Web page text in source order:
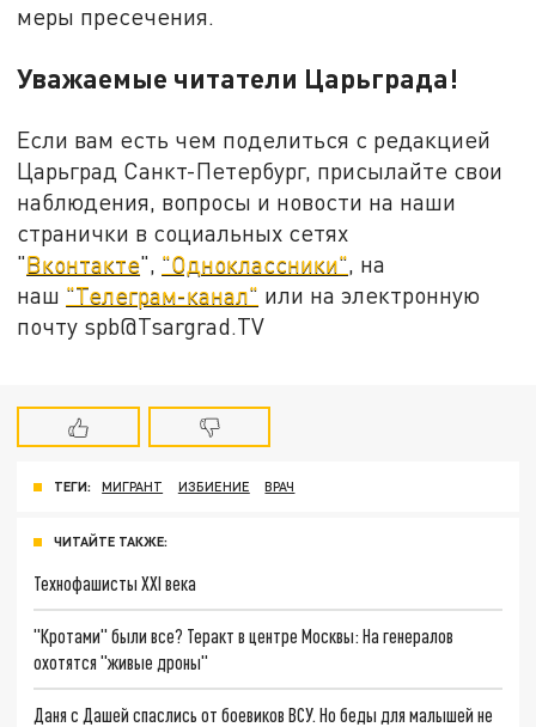
меры пресечения.
Уважаемые читатели Царьграда!
Если вам есть чем поделиться с редакцией
Царьград Санкт-Петербург, присылайте свои
наблюдения, вопросы и новости на наши
странички в социальных сетях
"Вконтакте", "Одноклассники", на
наш "Телеграм-канал" или на электронную
почту spb@Tsargrad.TV
ТЕГИ: МИГРАНТ ИЗБИЕНИЕ ВРАЧ
ЧИТАЙТЕ ТАКЖЕ:
Технофашисты XXI века
"Кротами" были все? Теракт в центре Москвы: На генералов
охотятся "живые дроны"
Даня с Дашей спаслись от боевиков ВСУ. Но беды для малышей не